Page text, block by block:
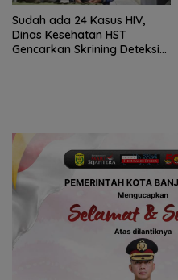
Sudah ada 24 Kasus HIV,
Dinas Kesehatan HST
Gencarkan Skrining Deteksi